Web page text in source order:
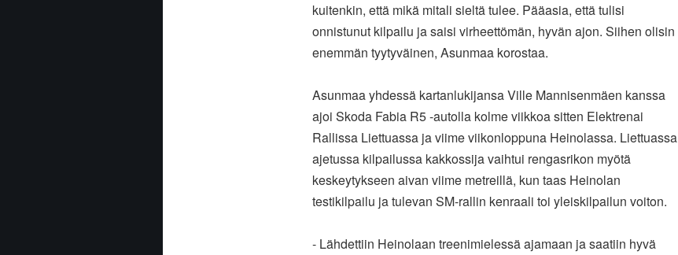
kuitenkin, että mikä mitali sieltä tulee. Pääasia, että tulisi
onnistunut kilpailu ja saisi virheettömän, hyvän ajon. Siihen olisin
enemmän tyytyväinen, Asunmaa korostaa.
Asunmaa yhdessä kartanlukijansa Ville Mannisenmäen kanssa
ajoi Skoda Fabia R5 -autolla kolme viikkoa sitten Elektrenai
Rallissa Liettuassa ja viime viikonloppuna Heinolassa. Liettuassa
ajetussa kilpailussa kakkossija vaihtui rengasrikon myötä
keskeytykseen aivan viime metreillä, kun taas Heinolan
testikilpailu ja tulevan SM-rallin kenraali toi yleiskilpailun voiton.
- Lähdettiin Heinolaan treenimielessä ajamaan ja saatiin hyvä